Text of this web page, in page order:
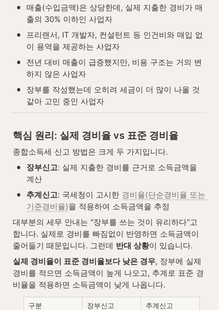
•
매출(수입금액)은 상당한데, 실제 지출한 경비가 매
출의 30% 이하인 사업자
•
프리랜서, IT 개발자, 컨설턴트 등 인건비와 매입 없
이 용역을 제공하는 사업자
•
전년 대비 매출이 급증했지만, 비용 구조는 거의 변
하지 않은 사업자
•
장부를 작성했는데 오히려 세금이 더 많이 나올 것
같아 고민 중인 사업자
핵심 원리: 실제 경비율 vs 표준 경비율
종합소득세 신고 방법은 크게 두 가지입니다.
• 장부신고: 실제 지출한 경비를 근거로 소득금액을
계산
• 추계신고: 국세청이 고시한 경비율(단순경비율 또는
기준경비율)을 적용하여 소득금액을 추정
대부분의 세무 안내는 "장부를 쓰는 것이 유리하다"고
합니다. 실제로 경비를 빠짐없이 반영하면 소득금액이
줄어들기 때문입니다. 그런데 반대 상황이 있습니다.
실제 경비율이 표준 경비율보다 낮은 경우, 장부에 실제
경비를 적으면 소득금액이 높게 나오고, 추계로 표준 경
비율을 적용하면 소득금액이 낮게 나옵니다.
구분 장부신고 추계신고